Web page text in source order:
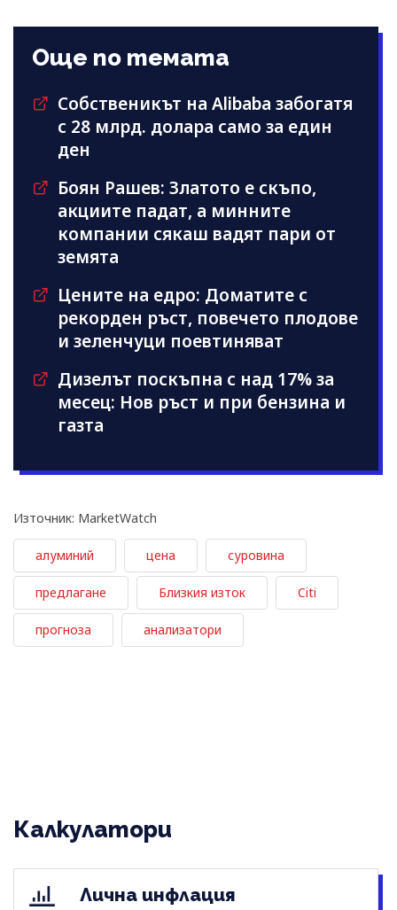
Още по темата
Собственикът на Alibaba забогатя
с 28 млрд. долара само за един
ден
Боян Рашев: Златото е скъпо,
акциите падат, а минните
компании сякаш вадят пари от
земята
Цените на едро: Доматите с
рекорден ръст, повечето плодове
и зеленчуци поевтиняват
Дизелът поскъпна с над 17% за
месец: Нов ръст и при бензина и
газта
Източник: MarketWatch
алуминий цена суровина
предлагане Близкия изток Citi
прогноза анализатори
Калкулатори
Лична инфлация